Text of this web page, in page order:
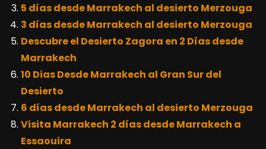
5 días desde Marrakech al desierto Merzouga
3 días desde Marrakech al desierto Merzouga
Descubre el Desierto Zagora en 2 Días desde
Marrakech
10 Dias Desde Marrakech al Gran Sur del
Desierto
6 días desde Marrakech al desierto Merzouga
Visita Marrakech 2 días desde Marrakech a
Essaouira